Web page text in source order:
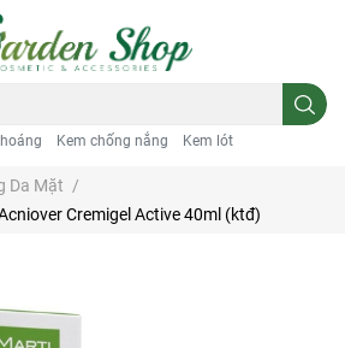
Kem chống nắng Kem lót
Da Mặt /
Cremigel Active 40ml (ktđ)